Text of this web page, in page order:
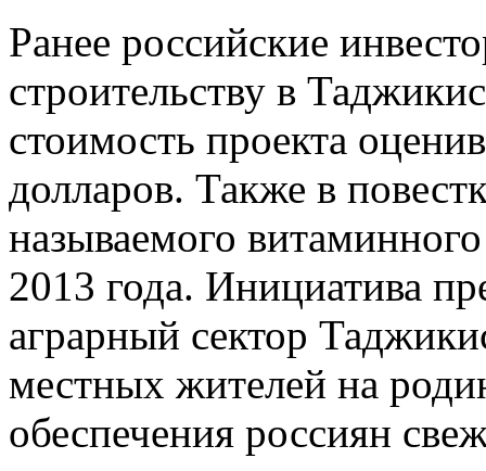
Ранее российские
строительству в
стоимость проекта
долларов. Также в
называемого
2013 года. Инициатива
аграрный сектор
местных жителей на
обеспечения россиян